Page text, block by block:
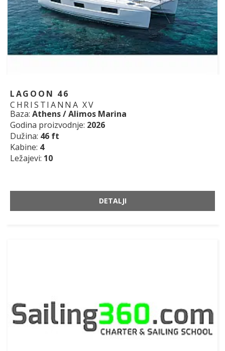
LAGOON 46
CHRISTIANNA XV
Baza: Athens / Alimos Marina
Godina proizvodnje: 2026
Dužina: 46 ft
Kabine: 4
Ležajevi: 10
DETALJI